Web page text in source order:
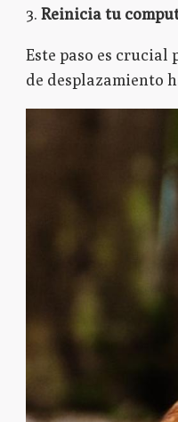
3. Reinicia tu
Este paso es
de desplazamiento